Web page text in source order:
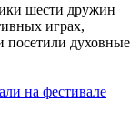
шести дружин
играх,
посетили духовные